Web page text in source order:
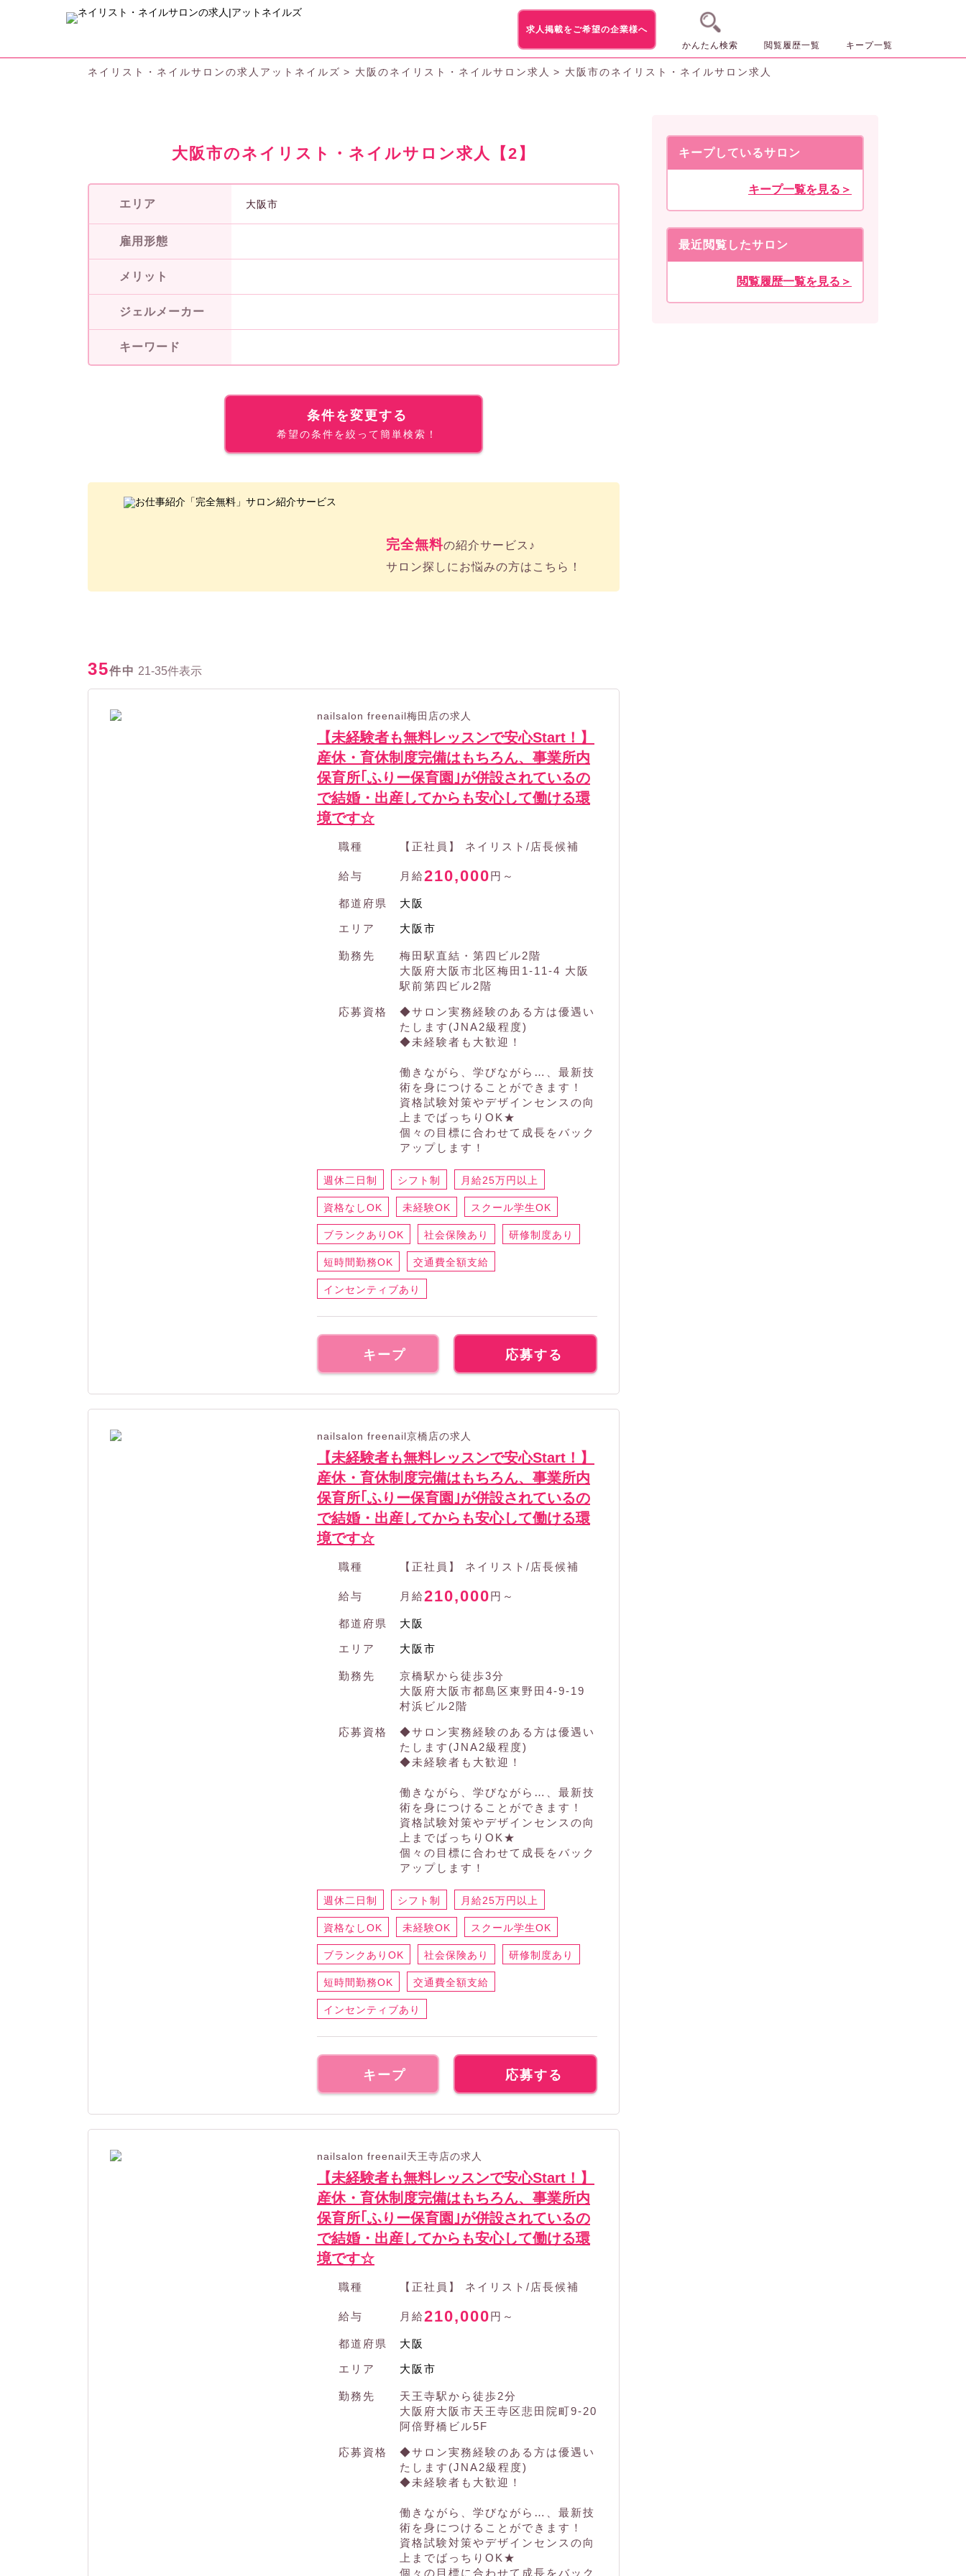
求人掲載をご希望の企業様へ
かんたん検索
閲覧履歴一覧 キープ一覧
ネイリスト・ネイルサロンの求人アットネイルズ 大阪のネイリスト・ネイルサロン求人 大阪市のネイリスト・ネイルサロン求人
大阪市のネイリスト・ネイルサロン求人【2】
エリア 大阪市
雇用形態
メリット
ジェルメーカー
キーワード
条件を変更する
希望の条件を絞って簡単検索！
完全無料の紹介サービス♪
サロン探しにお悩みの方はこちら！
35件中 21-35件表示
nailsalon freenail梅田店の求人
【未経験者も無料レッスンで安心Start！】
産休・育休制度完備はもちろん、事業所内
保育所｢ふりー保育園｣が併設されているの
で結婚・出産してからも安心して働ける環
境です☆
職種 【正社員】 ネイリスト/店長候補
給与 月給210,000円～
都道府県 大阪
エリア 大阪市
勤務先
梅田駅直結・第四ビル2階
大阪府大阪市北区梅田1-11-4 大阪
駅前第四ビル2階
応募資格
◆サロン実務経験のある方は優遇い
たします(JNA2級程度)
◆未経験者も大歓迎！
働きながら、学びながら…、最新技
術を身につけることができます！
資格試験対策やデザインセンスの向
上までばっちりOK★
個々の目標に合わせて成長をバック
アップします！
週休二日制 シフト制 月給25万円以上
資格なしOK 未経験OK スクール学生OK
ブランクありOK 社会保険あり 研修制度あり
短時間勤務OK 交通費全額支給
インセンティブあり
キープ 応募する
nailsalon freenail京橋店の求人
【未経験者も無料レッスンで安心Start！】
産休・育休制度完備はもちろん、事業所内
保育所｢ふりー保育園｣が併設されているの
で結婚・出産してからも安心して働ける環
境です☆
職種 【正社員】 ネイリスト/店長候補
給与 月給210,000円～
都道府県 大阪
エリア 大阪市
勤務先
京橋駅から徒歩3分
大阪府大阪市都島区東野田4-9-19
村浜ビル2階
応募資格
◆サロン実務経験のある方は優遇い
たします(JNA2級程度)
◆未経験者も大歓迎！
働きながら、学びながら…、最新技
術を身につけることができます！
資格試験対策やデザインセンスの向
上までばっちりOK★
個々の目標に合わせて成長をバック
アップします！
週休二日制 シフト制 月給25万円以上
資格なしOK 未経験OK スクール学生OK
ブランクありOK 社会保険あり 研修制度あり
短時間勤務OK 交通費全額支給
インセンティブあり
キープ 応募する
nailsalon freenail天王寺店の求人
【未経験者も無料レッスンで安心Start！】
産休・育休制度完備はもちろん、事業所内
保育所｢ふりー保育園｣が併設されているの
で結婚・出産してからも安心して働ける環
境です☆
職種 【正社員】 ネイリスト/店長候補
給与 月給210,000円～
都道府県 大阪
エリア 大阪市
勤務先
天王寺駅から徒歩2分
大阪府大阪市天王寺区悲田院町9-20
阿倍野橋ビル5F
応募資格
◆サロン実務経験のある方は優遇い
たします(JNA2級程度)
◆未経験者も大歓迎！
働きながら、学びながら…、最新技
術を身につけることができます！
資格試験対策やデザインセンスの向
上までばっちりOK★
個々の目標に合わせて成長をバック
キープしているサロン
キープ一覧を見る＞
最近閲覧したサロン
閲覧履歴一覧を見る＞